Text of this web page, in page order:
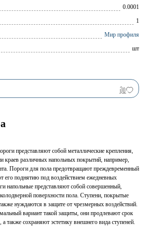
0.0001
1
Мир профиля
шт
представляют собой металлические крепления,
краев различных напольных покрытий, например,
Пороги для пола предотвращают преждевременный
его поднятию под воздействием ежедневных
напольные представляют собой совершенный,
поверхности пола. Ступени, покрытые
нуждаются в защите от чрезмерных воздействий.
вариант такой защиты, они продлевают срок
также сохраняют эстетику внешнего вида ступеней.